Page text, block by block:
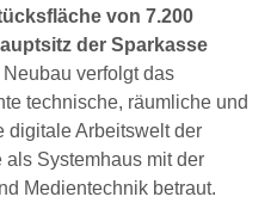
von 7.200
der Sparkasse
verfolgt das
technische, räumliche und
digitale Arbeitswelt der
Systemhaus mit der
Medientechnik betraut.